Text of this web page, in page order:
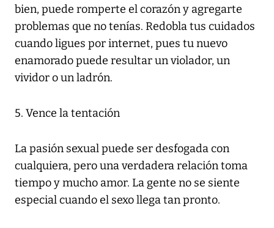
bien, puede romperte el corazón y agregarte
problemas que no tenías. Redobla tus cuidados
cuando ligues por internet, pues tu nuevo
enamorado puede resultar un violador, un
vividor o un ladrón.
5. Vence la tentación
La pasión sexual puede ser desfogada con
cualquiera, pero una verdadera relación toma
tiempo y mucho amor. La gente no se siente
especial cuando el sexo llega tan pronto.